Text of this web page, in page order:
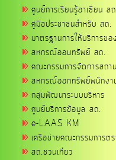
ศูนย์การเรียนรู้อาเซียน ส
คู่มือประชาชนสำหรับ สถ.
มาตรฐานการให้บริการข
สหกรณ์ออมทรัพย์ สถ.
คณะกรรมการจัดการสถ
สหกรณ์ออกทรัพย์พนักงา
กลุ่มพัฒนาระบบบริหาร
ศูนย์บริการข้อมูล สถ.
e-LAAS KM
เครือข่ายคณะกรรมการต
สถ.ชวนเที่ยว